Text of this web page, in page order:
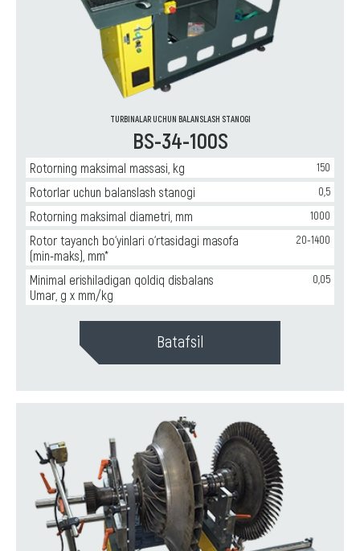
TURBINALAR UCHUN BALANSLASH STANOGI
BS-34-100S
Rotorning maksimal massasi, kg 150
Rotorlar uchun balanslash stanogi 0,5
Rotorning maksimal diametri, mm 1000
Rotor tayanch bo‘yinlari o‘rtasidagi masofa
(min-maks), mm*
20-1400
Minimal erishiladigan qoldiq disbalans
Umar, g x mm/kg
0,05
Batafsil